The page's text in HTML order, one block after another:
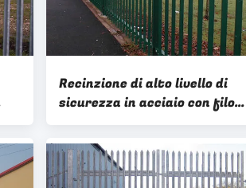
Recinzione di alto livello di
sicurezza in acciaio con filo
spinato per la zona di
protezione